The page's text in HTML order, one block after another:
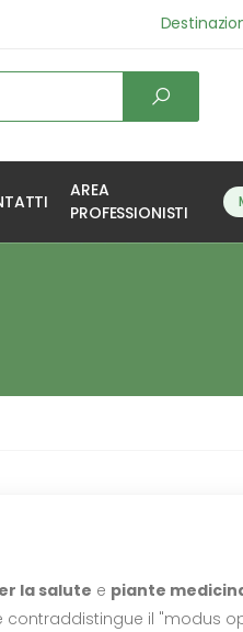
AREA
PROFESSIONISTI
la salute e piante
il "modus